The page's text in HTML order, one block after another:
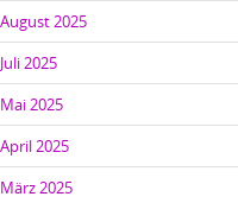
August 2025
Juli 2025
Mai 2025
April 2025
März 2025